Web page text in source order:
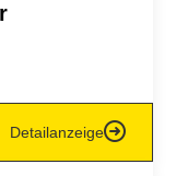
Detailanzeige